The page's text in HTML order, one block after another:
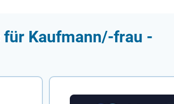
für Kaufmann/-frau -